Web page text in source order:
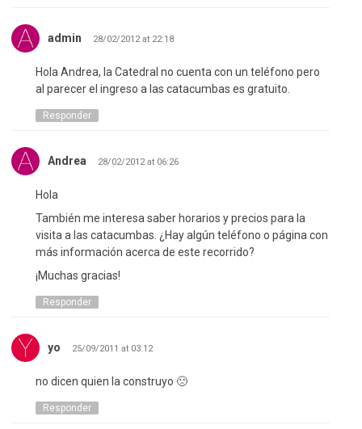
admin 28/02/2012 at 22:18
Hola Andrea, la Catedral no cuenta con un teléfono pero
al parecer el ingreso a las catacumbas es gratuito.
Responder
Andrea 28/02/2012 at 06:26
Hola
También me interesa saber horarios y precios para la
visita a las catacumbas. ¿Hay algún teléfono o página con
más información acerca de este recorrido?
¡Muchas gracias!
Responder
yo 25/09/2011 at 03:12
no dicen quien la construyo 🙁
Responder